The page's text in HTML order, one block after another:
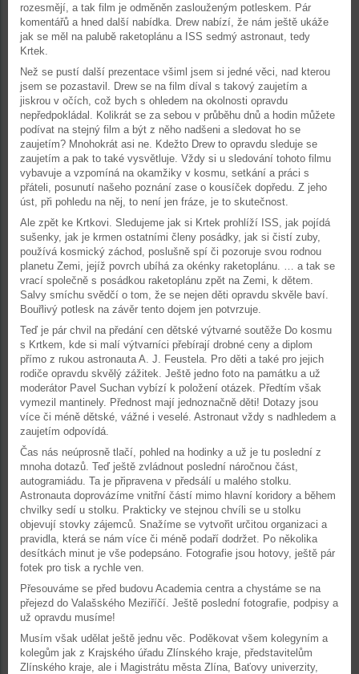
rozesmějí, a tak film je odměněn zaslouženým potleskem. Pár
komentářů a hned další nabídka. Drew nabízí, že nám ještě ukáže
jak se měl na palubě raketoplánu a ISS sedmý astronaut, tedy
Krtek.
Než se pustí další prezentace všiml jsem si jedné věci, nad kterou
jsem se pozastavil. Drew se na film díval s takový zaujetím a
jiskrou v očích, což bych s ohledem na okolnosti opravdu
nepředpokládal. Kolikrát se za sebou v průběhu dnů a hodin můžete
podívat na stejný film a být z něho nadšeni a sledovat ho se
zaujetím? Mnohokrát asi ne. Kdežto Drew to opravdu sleduje se
zaujetím a pak to také vysvětluje. Vždy si u sledování tohoto filmu
vybavuje a vzpomíná na okamžiky v kosmu, setkání a práci s
přáteli, posunutí našeho poznání zase o kousíček dopředu. Z jeho
úst, při pohledu na něj, to není jen fráze, je to skutečnost.
Ale zpět ke Krtkovi. Sledujeme jak si Krtek prohlíží ISS, jak pojídá
sušenky, jak je krmen ostatními členy posádky, jak si čistí zuby,
používá kosmický záchod, poslušně spí či pozoruje svou rodnou
planetu Zemi, jejíž povrch ubíhá za okénky raketoplánu. … a tak se
vrací společně s posádkou raketoplánu zpět na Zemi, k dětem.
Salvy smíchu svědčí o tom, že se nejen děti opravdu skvěle baví.
Bouřlivý potlesk na závěr tento dojem jen potvrzuje.
Teď je pár chvil na předání cen dětské výtvarné soutěže Do kosmu
s Krtkem, kde si malí výtvarníci přebírají drobné ceny a diplom
přímo z rukou astronauta A. J. Feustela. Pro děti a také pro jejich
rodiče opravdu skvělý zážitek. Ještě jedno foto na památku a už
moderátor Pavel Suchan vybízí k položení otázek. Předtím však
vymezil mantinely. Přednost mají jednoznačně děti! Dotazy jsou
více či méně dětské, vážné i veselé. Astronaut vždy s nadhledem a
zaujetím odpovídá.
Čas nás neúprosně tlačí, pohled na hodinky a už je tu poslední z
mnoha dotazů. Teď ještě zvládnout poslední náročnou část,
autogramiádu. Ta je připravena v předsálí u malého stolku.
Astronauta doprovázíme vnitřní částí mimo hlavní koridory a během
chvilky sedí u stolku. Prakticky ve stejnou chvíli se u stolku
objevují stovky zájemců. Snažíme se vytvořit určitou organizaci a
pravidla, která se nám více či méně podaří dodržet. Po několika
desítkách minut je vše podepsáno. Fotografie jsou hotovy, ještě pár
fotek pro tisk a rychle ven.
Přesouváme se před budovu Academia centra a chystáme se na
přejezd do Valašského Meziříčí. Ještě poslední fotografie, podpisy a
už opravdu musíme!
Musím však udělat ještě jednu věc. Poděkovat všem kolegyním a
kolegům jak z Krajského úřadu Zlínského kraje, představitelům
Zlínského kraje, ale i Magistrátu města Zlína, Baťovy univerzity,